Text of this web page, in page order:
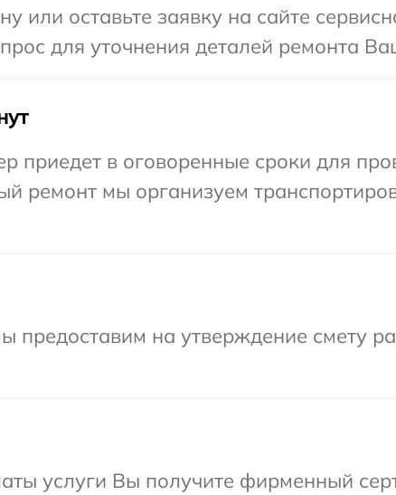
или оставьте заявку на сайте
для уточнения деталей ремонта
в оговоренные сроки для
ремонт мы организуем
предоставим на утверждение смету
услуги Вы получите фирменный